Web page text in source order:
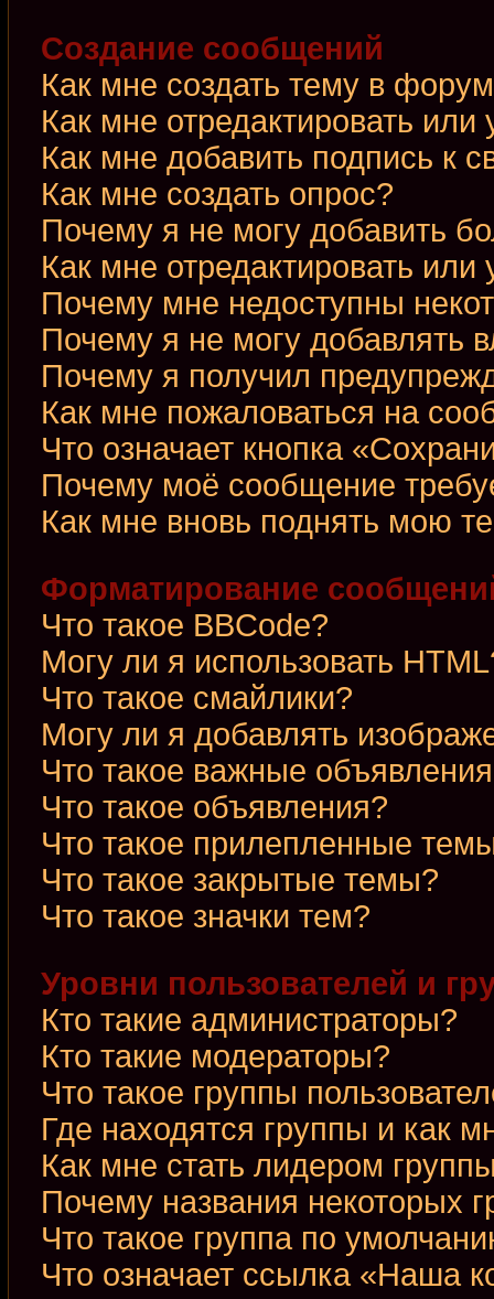
Создание сообщений
Как мне создать тему в
Как мне отредактировать
Как мне добавить подпись к
Как мне создать опрос?
Почему я не могу добавить
Как мне отредактировать или
Почему мне недоступны
Почему я не могу добавлять
Почему я получил
Как мне пожаловаться на
Что означает кнопка
Почему моё сообщение
Как мне вновь поднять мою
Форматирование
Что такое BBCode?
Могу ли я использовать
Что такое смайлики?
Могу ли я добавлять
Что такое важные
Что такое объявления?
Что такое прилепленные
Что такое закрытые темы?
Что такое значки тем?
Уровни пользователей и
Кто такие администраторы?
Кто такие модераторы?
Что такое группы
Где находятся группы и как
Как мне стать лидером
Почему названия некоторых
Что такое группа по
Что означает ссылка «Наша